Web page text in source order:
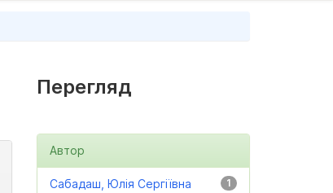
Перегляд
Автор
1
Сабадаш, Юлія Сергіївна